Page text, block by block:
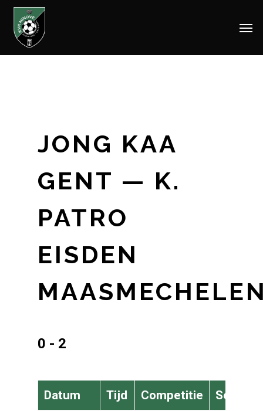
Skip
JONG KAA
GENT — K.
PATRO
EISDEN
0 - 2
Datum Tijd Competitie Seizoen